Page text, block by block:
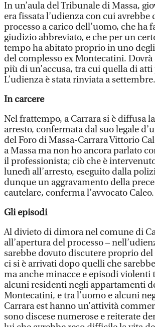
In un’aula del Tribunale di Massa,
era fissata l’udienza con cui
processo a carico dell’uomo, che ha
giudizio abbreviato, e che per un
tempo ha abitato proprio in uno
del complesso ex Montecatini.
più di un’accusa, tra cui quella di
L’udienza è stata rinviata a settembre.
In carcere
Nel frattempo, a Carrara si è diffusa
arresto, confermata dal suo legale
del Foro di Massa-Carrara Vittorio
a Massa ma non ho ancora parlato
il professionista; ciò che è
lunedì all’arresto, eseguito dalla
dunque un aggravamento della
cautelare, conferma l’avvocato Caleo.
Gli episodi
Al divieto di dimora nel comune di
all’apertura del processo –
sarebbe dovuto discutere proprio
ci si è arrivati dopo quelli che
ma anche minacce e episodi violenti
alcuni residenti negli appartamenti
Montecatini, e tra l’uomo e alcuni
Carrara est hanno un’attività
sono discese numerose e reiterate